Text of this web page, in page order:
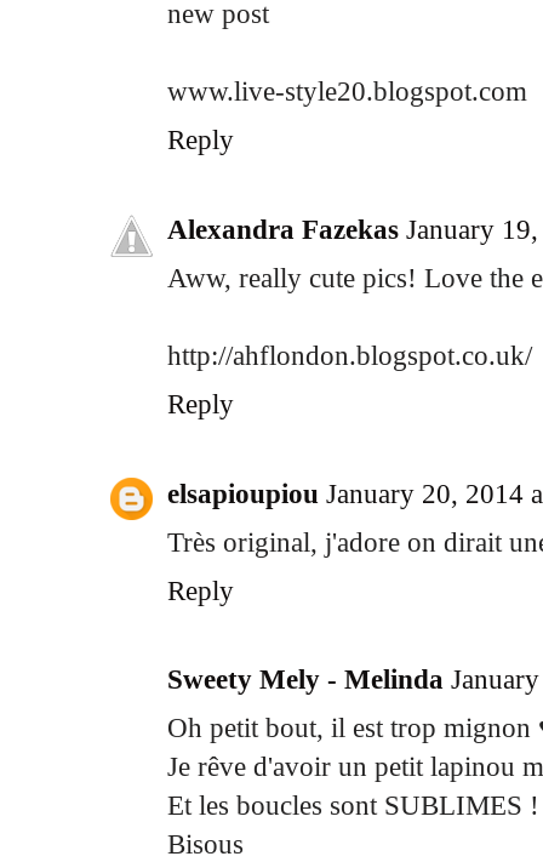
new post
www.live-style20.blogspot.com
Reply
Alexandra Fazekas January
Aww, really cute pics! Love the
http://ahflondon.blogspot.co.uk/
Reply
elsapioupiou January 20, 2014
Très original, j'adore on dirait
Reply
Sweety Mely - Melinda
Oh petit bout, il est trop mignon
Je rêve d'avoir un petit lapinou
Et les boucles sont SUBLIMES !
Bisous